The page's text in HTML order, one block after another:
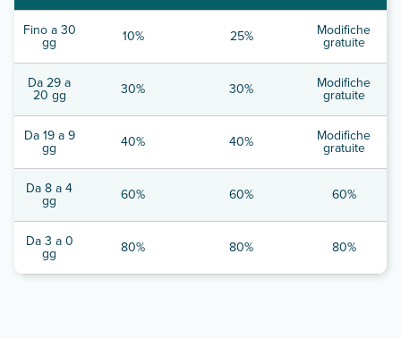
Fino a 30
gg 10% 25% Modifiche
gratuite
Da 29 a
20 gg 30% 30% Modifiche
gratuite
Da 19 a 9
gg 40% 40% Modifiche
gratuite
Da 8 a 4
gg 60% 60% 60%
Da 3 a 0
gg 80% 80% 80%